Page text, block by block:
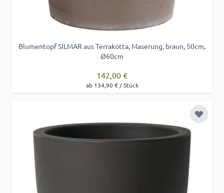
Blumentopf SILMAR aus Terrakotta, Maserung, braun, 50cm,
Ø60cm
142,00 €
ab 134,90 € / Stück
Zur